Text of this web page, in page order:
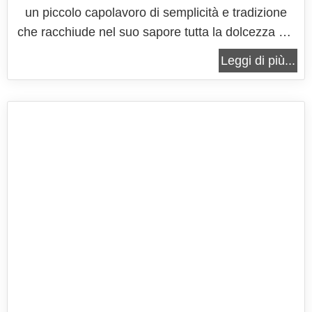
un piccolo capolavoro di semplicità e tradizione
che racchiude nel suo sapore tutta la dolcezza e il
calore di questa stagione. Friabili e profumati,
questi biscotti nascono da un ingrediente umile ma
Leggi di più...